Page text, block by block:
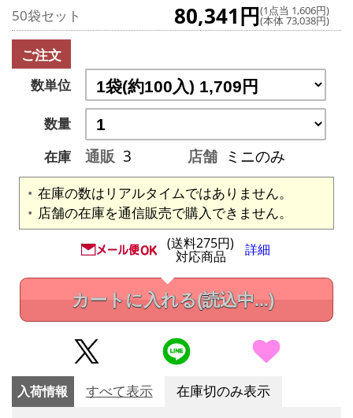
50袋セット 80,341円(1点当 1,606円)
(本体 73,038円)
ご注文
数単位
数量
在庫
通販 3 店舗 ミニのみ
在庫の数はリアルタイムではありません。
店舗の在庫を通信販売で購入できません。
(送料275円)
対応商品 詳細
カートに入れる(読込中...)
入荷情報 すべて表示 在庫切のみ表示